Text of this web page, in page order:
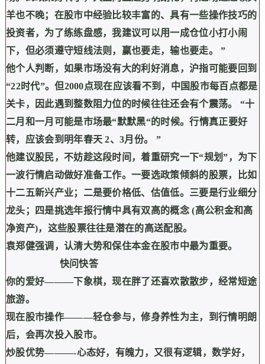
羊也不晚；在股市中经验比较丰富的、具有一些操作技巧的
投资者，为了练练盘感，我建议可以用一成仓位小打小闹
下，但必须遵守短线法则，赢也要走，输也要走。
”
他个人判断，如果市场没有大的利好消息，沪指可能要回到
“22时代”。但2000点现在应该看不到，中国股市每百点都是
关卡，因此遇到整数阻力位的时候往往还会有个震荡。
“十
二月和一月可能是市场最“默默黑“的时候。行情真正要好
转，应该会到明年春天 2、3月份。
”
他建议股民，不妨趁这段时间，着重研究一下“规划”，为下
一波行情启动做好准备工作。一要选政策倾斜的股票，比如
十二五新兴产业；二是要价格低、估值低。三要是行业细分
龙头；四是挑选年报行情中具有双高的概念 (高公积金和高
净资产)，这些股票往往是潜在的高送配股。
袁郑健强调，认清大势和保住本金在股市中最为重要。
快问快答
你的爱好———下象棋，现在胖了还喜欢散散步，经常短途
旅游。
现在股市操作———轻仓参与，修身养性为主，到行情明朗
后，会再次投入股市。
炒股优势———-心态好，有魄力，又很有逻辑，数学好，